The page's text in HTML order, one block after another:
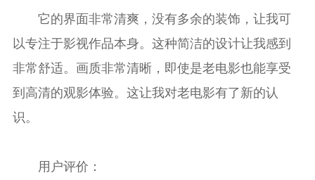
它的界面非常清爽，没有多余的装饰，让我可
以专注于影视作品本身。这种简洁的设计让我感到
非常舒适。画质非常清晰，即使是老电影也能享受
到高清的观影体验。这让我对老电影有了新的认
识。
用户评价：